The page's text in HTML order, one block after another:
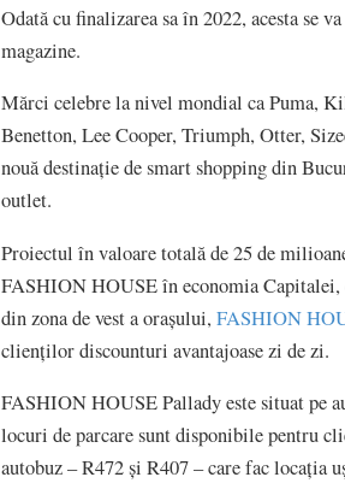
Odată cu finalizarea sa în 2022, acesta se
magazine.
Mărci celebre la nivel mondial ca Puma,
Benetton, Lee Cooper, Triumph, Otter,
nouă destinație de smart shopping din
outlet.
Proiectul în valoare totală de 25 de
FASHION HOUSE în economia Capitalei,
din zona de vest a orașului, FASHION
clienților discounturi avantajoase zi de zi.
FASHION HOUSE Pallady este situat pe
locuri de parcare sunt disponibile pentru
autobuz – R472 și R407 – care fac locația